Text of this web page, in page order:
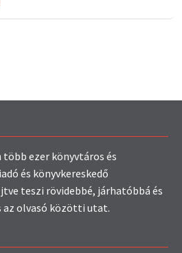
ezer könyvtáros és
és könyvkereskedő
teszi rövidebbé, járhatóbbá és
az olvasó közötti utat.